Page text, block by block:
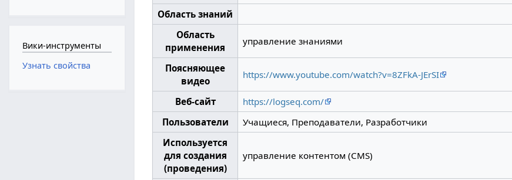
Область знаний
Область
применения
управление знаниями
Поясняющее
видео
https://www.youtube.com/watch?v=8ZFkA-JErSI
Веб-сайт
https://logseq.com/
Пользователи
Учащиеся, Преподаватели, Разработчики
Используется
для создания
(проведения)
управление контентом (CMS)
Вики-инструменты
Узнать свойства